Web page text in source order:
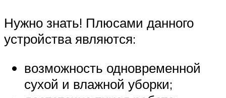
Нужно знать! Плюсами данного
устройства являются:
возможность одновременной
сухой и влажной уборки;